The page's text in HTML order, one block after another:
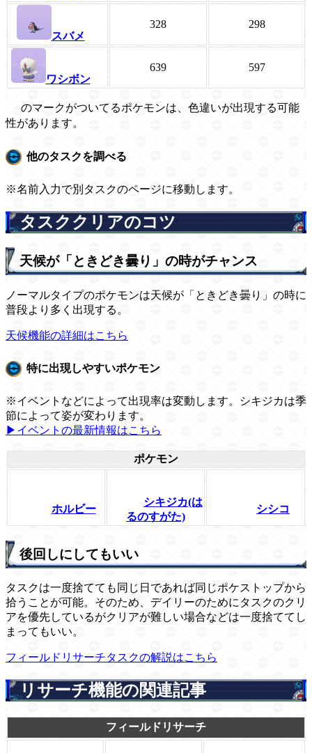
スバメ
328 298
ワシボン
639 597
のマークがついてるポケモンは、色違いが出現する可能
性があります。
他のタスクを調べる
※名前入力で別タスクのページに移動します。
タスククリアのコツ
天候が「ときどき曇り」の時がチャンス
ノーマルタイプのポケモンは天候が「ときどき曇り」の時に
普段より多く出現する。
天候機能の詳細はこちら
特に出現しやすいポケモン
※イベントなどによって出現率は変動します。シキジカは季
節によって姿が変わります。
▶イベントの最新情報はこちら
ポケモン
ホルビー
シキジカ(は
るのすがた)
シシコ
後回しにしてもいい
タスクは一度捨てても同じ日であれば同じポケストップから
拾うことが可能。そのため、デイリーのためにタスクのクリ
アを優先しているがクリアが難しい場合などは一度捨ててし
まってもいい。
フィールドリサーチタスクの解説はこちら
リサーチ機能の関連記事
フィールドリサーチ